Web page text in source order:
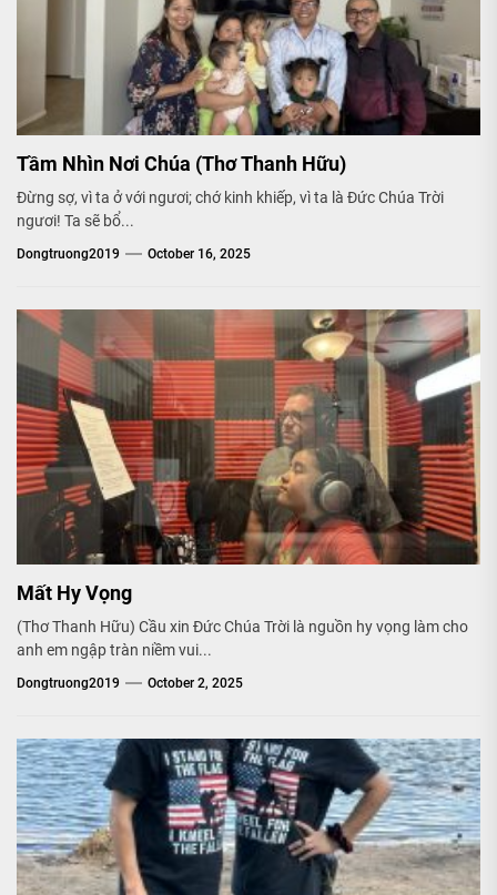
Tầm Nhìn Nơi Chúa (Thơ Thanh Hữu)
Đừng sợ, vì ta ở với ngươi; chớ kinh khiếp, vì ta là Đức Chúa Trời
ngươi! Ta sẽ bổ...
Dongtruong2019 October 16, 2025
Mất Hy Vọng
(Thơ Thanh Hữu) Cầu xin Đức Chúa Trời là nguồn hy vọng làm cho
anh em ngập tràn niềm vui...
Dongtruong2019 October 2, 2025